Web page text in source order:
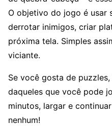
O objetivo do jogo é usar
derrotar inimigos, criar
próxima tela. Simples
viciante.
Se você gosta de
daqueles que você pode
minutos, largar e
nenhum!